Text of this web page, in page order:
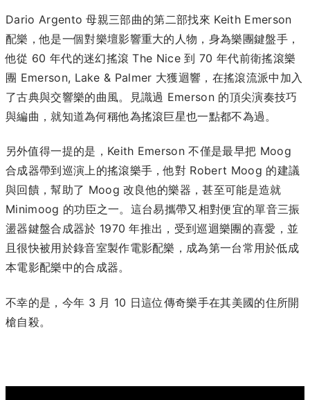
Dario Argento 母親三部曲的第二部找來 Keith Emerson
配樂，他是一個對樂壇影響重大的人物，身為樂團鍵盤手，
他從 60 年代的迷幻搖滾 The Nice 到 70 年代前衛搖滾樂
團 Emerson, Lake & Palmer 大獲迴響，在搖滾流派中加入
了古典與交響樂的曲風。見識過 Emerson 的頂尖演奏技巧
與編曲，就知道為何稱他為搖滾巨星也一點都不為過。
另外值得一提的是，Keith Emerson 不僅是最早把 Moog
合成器帶到巡演上的搖滾樂手，他對 Robert Moog 的建議
與回饋，幫助了 Moog 改良他的樂器，甚至可能是造就
Minimoog 的功臣之一。這台易攜帶又相對便宜的單音三振
盪器鍵盤合成器於 1970 年推出，受到巡迴樂團的喜愛，並
且很快被用於錄音室製作電影配樂，成為第一台常用於低成
本電影配樂中的合成器。
不幸的是，今年 3 月 10 日這位傳奇樂手在其美國的住所開
槍自殺。